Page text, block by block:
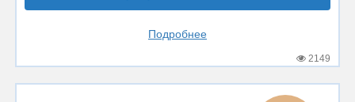
Подробнее
2149